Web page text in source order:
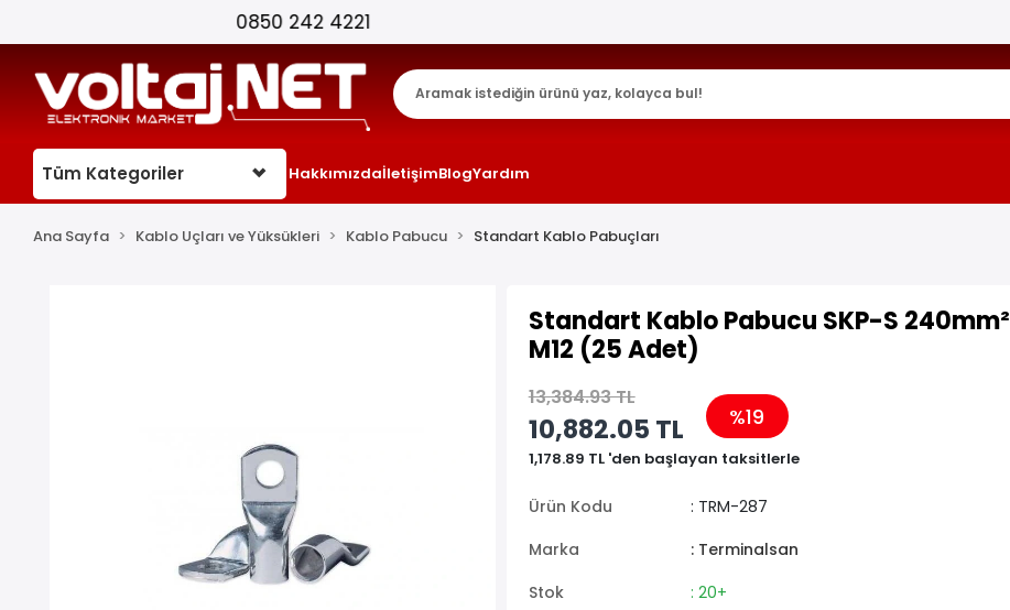
Tüm Kategoriler HakkımızdaİletişimBlogYardım
Ana Sayfa Kablo Uçları ve Yüksükleri Kablo Pabucu Standart Kablo Pabuçları
Standart Kablo Pabucu SKP-S 240mm²
M12 (25 Adet)
13,384.93 TL
10,882.05 TL %19
1,178.89 TL 'den başlayan taksitlerle
Ürün Kodu
: TRM-287
Marka
: Terminalsan
Stok
: 20+